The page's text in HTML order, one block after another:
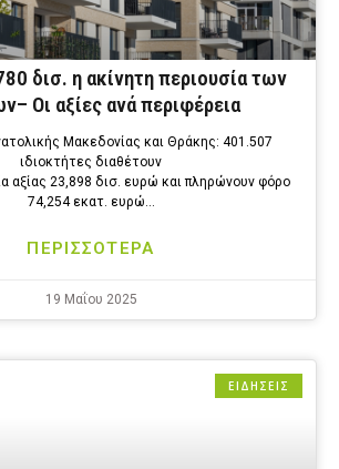
δισ. η ακίνητη περιουσία των
Οι αξίες ανά περιφέρεια
Μακεδονίας και Θράκης: 401.507
ιδιοκτήτες διαθέτουν
αξίας 23,898 δισ. ευρώ και πληρώνουν φόρο
74,254 εκατ. ευρώ…
ΠΕΡΙΣΣΟΤΕΡΑ
19 Μαΐου 2025
ΕΙΔΗΣΕΙΣ